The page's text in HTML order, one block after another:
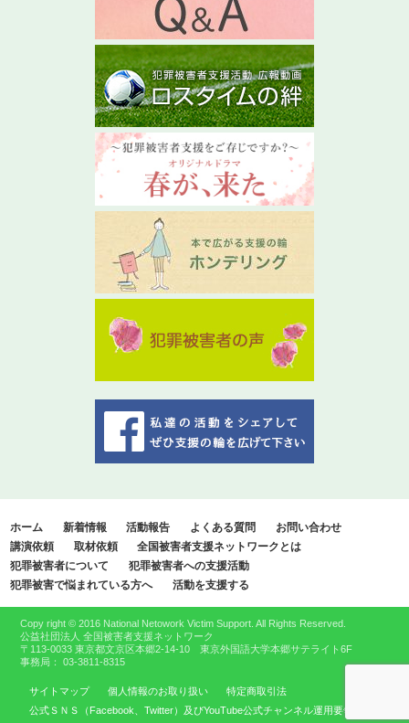
ホーム 新着情報 活動報告 よくある質問
お問い合わせ
講演依頼
取材依頼
全国被害者支援ネットワークとは
犯罪被害者について
犯罪被害者への支援活動
犯罪被害で悩まれている方へ
活動を支援する
Copy right © 2016 National Netowork Victim Support. All Rights Reserved.
公益社団法人 全国被害者支援ネットワーク
〒113-0033 東京都文京区本郷2-14-10 東京外国語大学本郷サテライト6F
事務局： 03-3811-8315
サイトマップ 個人情報のお取り扱い
特定商取引法
公式ＳＮＳ（Facebook、Twitter）及びYouTube公式チャンネル運用要領